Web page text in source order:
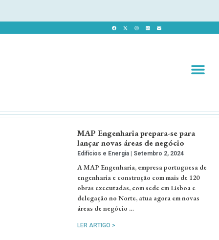
MAP Engenharia prepara-se para
lançar novas áreas de negócio
Edifícios e Energia Setembro 2, 2024
A MAP Engenharia, empresa portuguesa de
engenharia e construção com mais de 120
obras executadas, com sede em Lisboa e
delegação no Norte, atua agora em novas
áreas de negócio …
LER ARTIGO >